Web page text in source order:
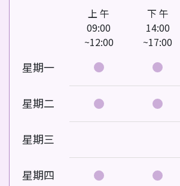
上 午
09:00
~12:00
下 午
14:00
~17:00
星期一
星期二
星期三
星期四